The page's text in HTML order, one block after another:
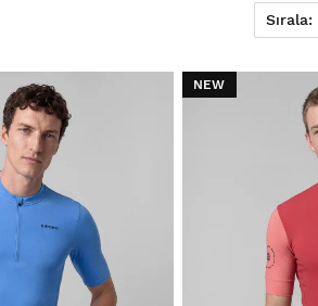
Sırala
Sırala:
NEW